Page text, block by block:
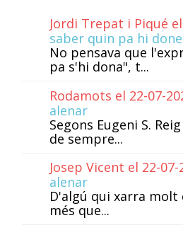
Jordi Trepat i Piqué
saber quin pa hi
No pensava que
pa s'hi dona", t...
Rodamots el 22-07-
alenar
Segons Eugeni S.
de sempre...
Josep Vicent el 22-07-
alenar
D'algú qui xarra molt
més que...